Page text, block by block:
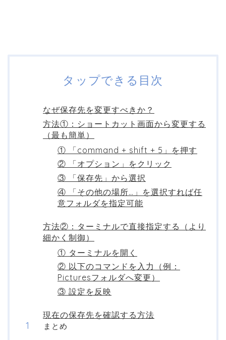
タップできる目次
なぜ保存先を変更すべきか？
方法①：ショートカット画面から変更する
（最も簡単）
① 「command + shift + 5」を押す
② 「オプション」をクリック
③ 「保存先」から選択
④ 「その他の場所…」を選択すれば任
意フォルダを指定可能
方法②：ターミナルで直接指定する（より
細かく制御）
① ターミナルを開く
② 以下のコマンドを入力（例：
Picturesフォルダへ変更）
③ 設定を反映
現在の保存先を確認する方法
まとめ